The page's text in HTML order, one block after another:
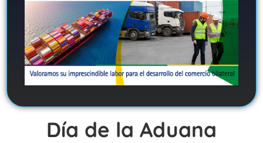
Día de la Aduana